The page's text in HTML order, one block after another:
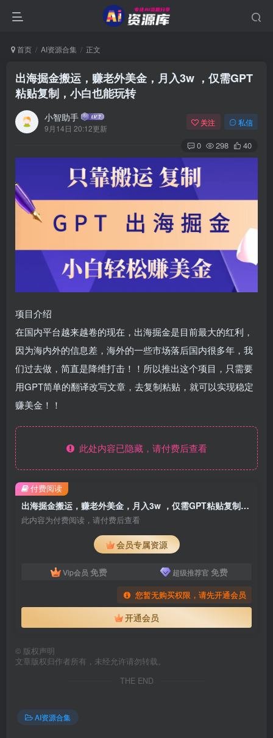
首页 AI资源合集 正文
出海掘金搬运，赚老外美金，月入3w ，仅需GPT
粘贴复制，小白也能玩转
小智助手
9月14日 20:12更新
关注 私信
0 298 40
项目介绍
在国内平台越来越卷的现在，出海掘金是目前最大的红利，
因为海内外的信息差，海外的一些市场落后国内很多年，我
们过去做，简直是降维打击！！所以推出这个项目，只需要
用GPT简单的翻译改写文章，去复制粘贴，就可以实现稳定
赚美金！！
此处内容已隐藏，请付费后查看
出海掘金搬运，赚老外美金，月入3w ，仅需GPT粘贴复制，小白也能玩转
此内容为付费阅读，请付费后查看
会员专属资源
Vip会员 免费 超级推荐官 免费
您暂无购买权限，请先开通会员
开通会员
付费阅读
© 版权声明
文章版权归作者所有，未经允许请勿转载。
THE END
AI资源合集